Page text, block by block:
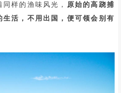
样的渔味风光，
原始的高跷捕
活，不用出国，便可领会别有